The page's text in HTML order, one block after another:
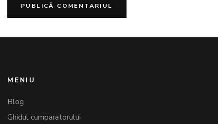
MENIU
Blog
Ghidul cumparatorului